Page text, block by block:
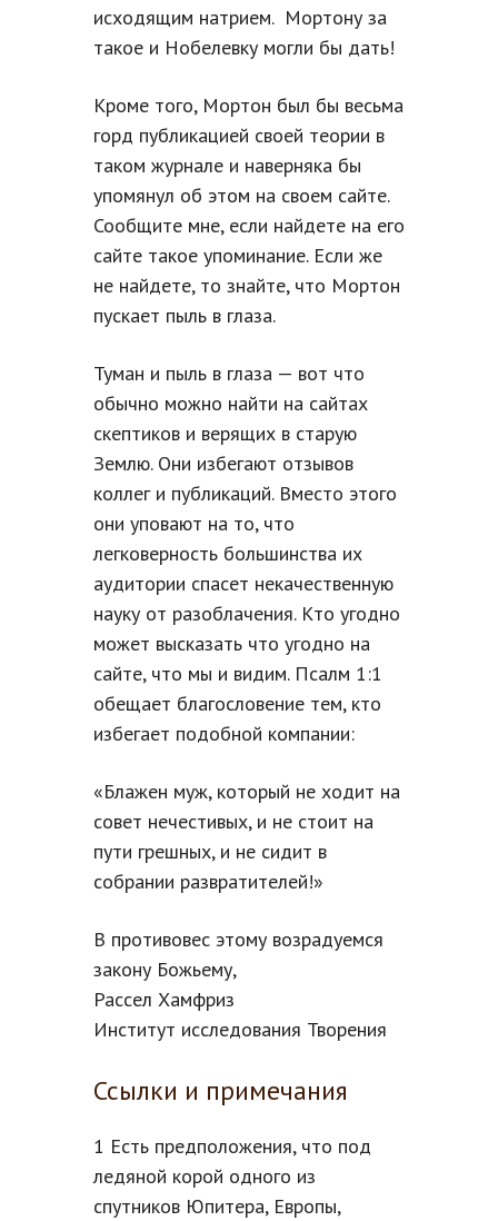
исходящим натрием. Мортону за
такое и Нобелевку могли бы дать!
Кроме того, Мортон был бы весьма
горд публикацией своей теории в
таком журнале и наверняка бы
упомянул об этом на своем сайте.
Сообщите мне, если найдете на его
сайте такое упоминание. Если же
не найдете, то знайте, что Мортон
пускает пыль в глаза.
Туман и пыль в глаза — вот что
обычно можно найти на сайтах
скептиков и верящих в старую
Землю. Они избегают отзывов
коллег и публикаций. Вместо этого
они уповают на то, что
легковерность большинства их
аудитории спасет некачественную
науку от разоблачения. Кто угодно
может высказать что угодно на
сайте, что мы и видим. Псалм 1:1
обещает благословение тем, кто
избегает подобной компании:
«Блажен муж, который не ходит на
совет нечестивых, и не стоит на
пути грешных, и не сидит в
собрании развратителей!»
В противовес этому возрадуемся
закону Божьему,
Рассел Хамфриз
Институт исследования Творения
Ссылки и примечания
1 Есть предположения, что под
ледяной корой одного из
спутников Юпитера, Европы,